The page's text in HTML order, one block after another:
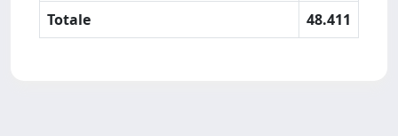
Totale
48.411